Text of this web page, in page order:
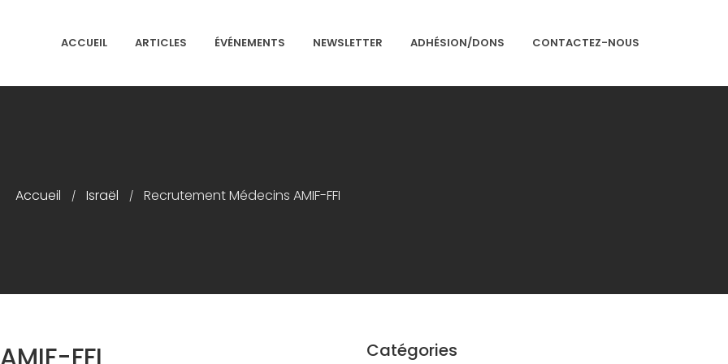
ACCUEIL ARTICLES ÉVÉNEMENTS NEWSLETTER ADHÉSION/DONS CONTACTEZ-NOUS
Accueil / Israël / Recrutement Médecins AMIF-FFI
Catégories